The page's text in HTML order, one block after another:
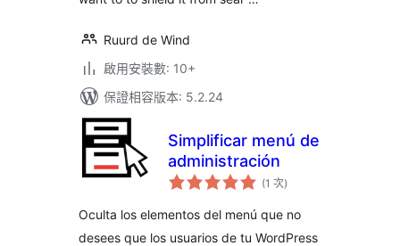
Ruurd de Wind
啟用安裝數: 10+
保證相容版本: 5.2.24
Simplificar menú de
administración
(1 次評
分
數
)
Oculta los elementos del menú que no
desees que los usuarios de tu WordPress